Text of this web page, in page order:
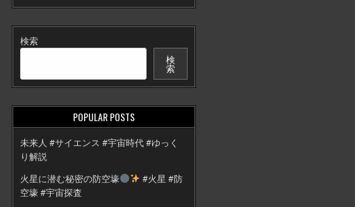
検索
検
索
POPULAR POSTS
未来人 #サイエンス #宇宙時代 #ゆっく
り解説
火星に潜む秘密の防空壕
#火星 #防
空壕 #宇宙探査